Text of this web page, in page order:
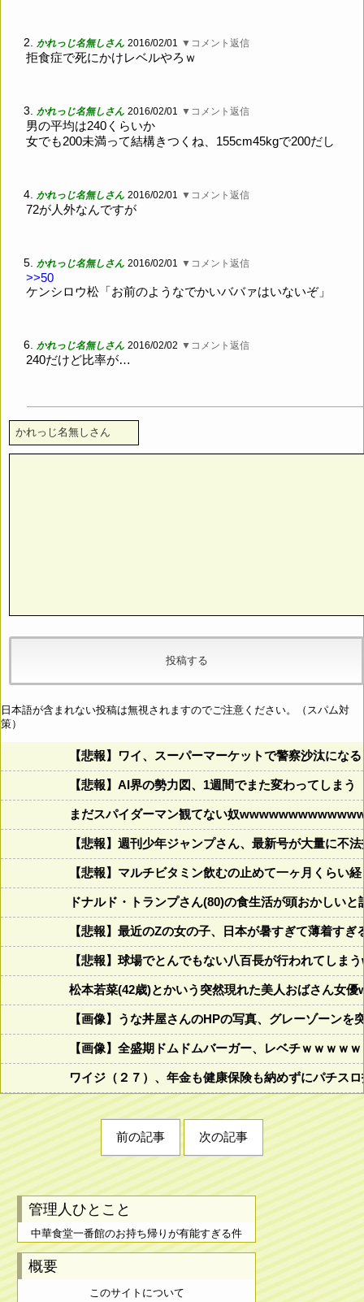
2. かれっじ名無しさん 2016/02/01 ▼コメント返信
拒食症で死にかけレベルやろｗ
3. かれっじ名無しさん 2016/02/01 ▼コメント返信
男の平均は240くらいか
女でも200未満って結構きつくね、155cm45kgで200だし
4. かれっじ名無しさん 2016/02/01 ▼コメント返信
72が人外なんですが
5. かれっじ名無しさん 2016/02/01 ▼コメント返信
>>50
ケンシロウ松「お前のようなでかいババァはいないぞ」
6. かれっじ名無しさん 2016/02/02 ▼コメント返信
240だけど比率が…
日本語が含まれない投稿は無視されますのでご注意ください。（スパム対
策）
【悲報】ワイ、スーパーマーケットで警察沙汰にな
【悲報】AI界の勢力図、1週間でまた変わってしまう
まだスパイダーマン観てない奴
【悲報】週刊少年ジャンプさん、最新号が大量に不
【悲報】マルチビタミン飲むの止めて一ヶ月くらい
ドナルド・トランプさん(80)の食生活が頭おかしい
【悲報】最近のZの女の子、日本が暑すぎて薄着すぎ
【悲報】球場でとんでもない八百長が行われてし
松本若菜(42歳)とかいう突然現れた美人おばさん女優
【画像】うな丼屋さんのHPの写真、グレーゾーンを
【画像】全盛期ドムドムバーガー、レベチｗｗｗｗ
ワイジ（２７）、年金も健康保険も納めずにパチス
前の記事 次の記事
管理人ひとこと
中華食堂一番館のお持ち帰りが有能すぎる件
概要
このサイトについて